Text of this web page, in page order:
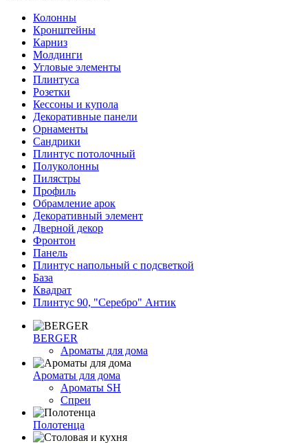
Колонны
Кронштейны
Карниз
Молдинги
Угловые элементы
Плинтуса
Розетки
Кессоны и купола
Декоративные панели
Орнаменты
Сандрики
Плинтус потолочный
Полуколонны
Пилястры
Профиль
Обрамление арок
Декоративный элемент
Дверной декор
Фронтон
Панель
Плинтус напольный с подсветкой
База
Квадрат
Плинтус 90, "Серебро" Антик
BERGER
Ароматы для дома
Ароматы для дома
Ароматы SH
Спреи
Полотенца